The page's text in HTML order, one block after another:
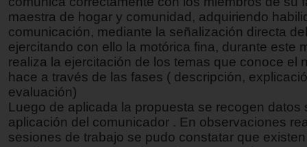
maestra de hogar y comunidad, adquiriendo
comunicación, mediante la señalización directa
ejercitando con ello la motórica fina, durante este
realiza la ejercitación de los temas que conoce el
hace a través de las fases ( descripción,
evaluación)
Luego de aplicada la propuesta se recogen datos
aplicación del comunicador . En observaciones
sesiones de trabajo se pudo constatar que